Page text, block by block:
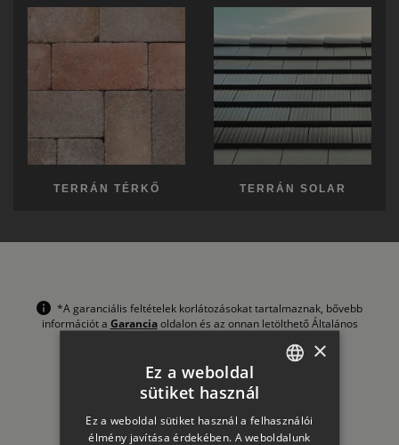
TERRÁN TÉRKŐ TERRÁN SOLAR
*A garanciális feltételek korlátozásokat tartalmaznak, bővebb
információt a Garanciaoldalon és az onnan letölthető Általános
HUNGARIAN
SLOVAK
×
Ez a weboldal
sütiket használ
Ez a weboldal sütiket használ a felhasználói
élmény javítása érdekében. A weboldalunk